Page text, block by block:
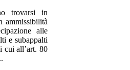
trovarsi in
ammissibilità
alle
e subappalti
cui all’art. 80
.